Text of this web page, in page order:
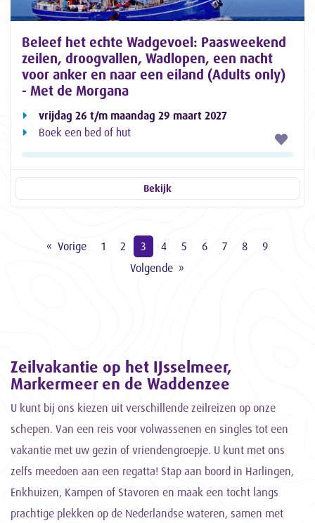
Beleef het echte Wadgevoel: Paasweekend
zeilen, droogvallen, Wadlopen, een nacht
voor anker en naar een eiland (Adults only)
- Met de Morgana
vrijdag 26 t/m maandag 29 maart 2027
Boek een bed of hut
Bekijk
Vorige 1 2 3 4 5 6 7 8
9
Volgende
Zeilvakantie op het IJsselmeer,
Markermeer en de Waddenzee
U kunt bij ons kiezen uit verschillende zeilreizen op onze
schepen. Van een reis voor volwassenen en singles tot een
vakantie met uw gezin of vriendengroepje. U kunt met ons
zelfs meedoen aan een regatta! Stap aan boord in Harlingen,
Enkhuizen, Kampen of Stavoren en maak een tocht langs
prachtige plekken op de Nederlandse wateren, samen met